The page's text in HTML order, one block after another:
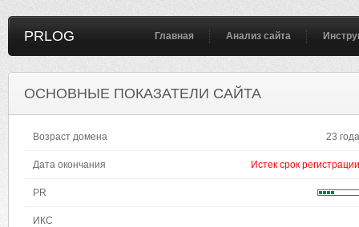
PRLOG Главная Анализ сайта
ОСНОВНЫЕ ПОКАЗАТЕЛИ САЙТА
Возраст домена 23 года
Дата окончания Истек срок регистрации
PR
ИКС